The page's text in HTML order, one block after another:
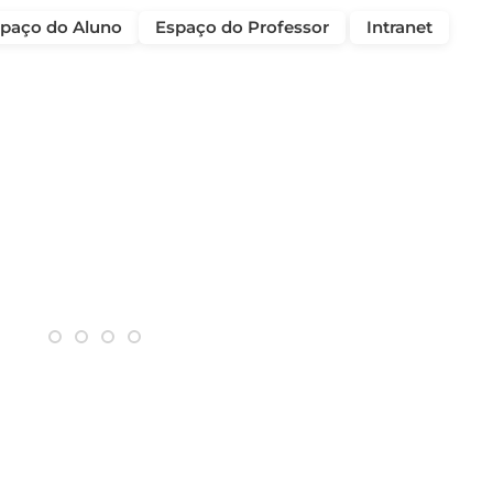
do Aluno Espaço do Professor Intranet